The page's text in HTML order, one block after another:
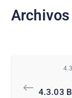
4.3.03